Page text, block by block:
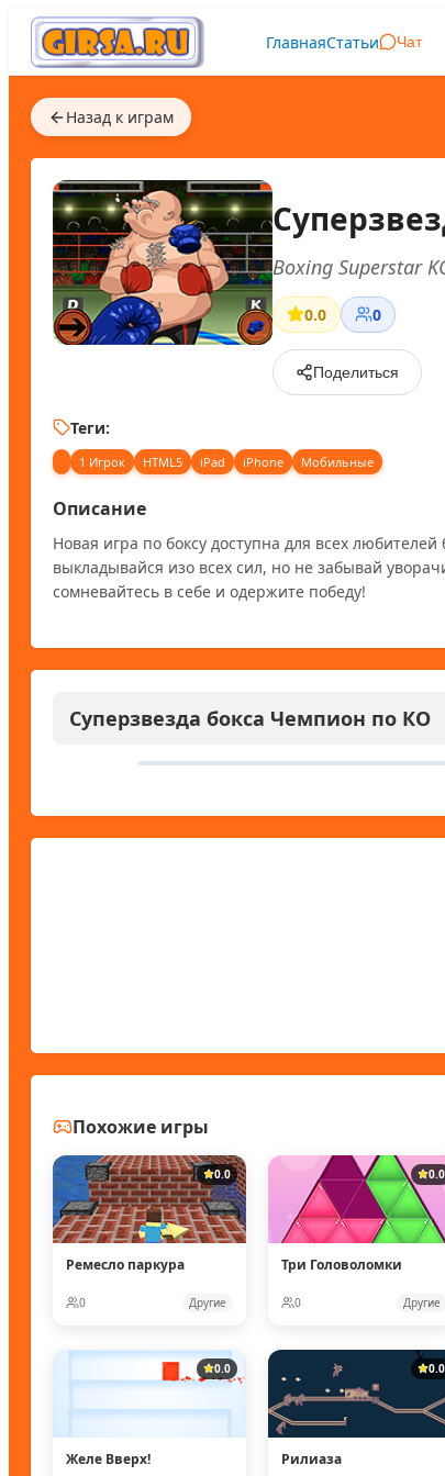
ГлавнаяСтатьи Чат
Назад к играм
Boxing Superstar
0.0 0
Поделиться
Теги:
1 Игрок HTML5 iPad iPhone Мобильные
Описание
Новая игра по боксу доступна для всех
выкладывайся изо всех сил, но не забывай
сомневайтесь в себе и одержите победу!
Суперзвезда бокса Чемпион по КО
Похожие игры
0.0
Ремесло паркура
0 Другие
0.0
Три Головоломки
0 Другие
0.0
Желе Вверх!
0.0
Рилиаза